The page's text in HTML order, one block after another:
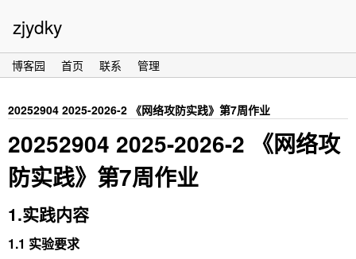
zjydky
博客园 首页 联系 管理
20252904 2025-2026-2 《网络攻防实践》第7周作业
20252904 2025-2026-2 《网络攻
防实践》第7周作业
1.实践内容
1.1 实验要求